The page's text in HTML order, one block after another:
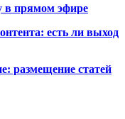
в прямом эфире
есть ли выход
размещение статей